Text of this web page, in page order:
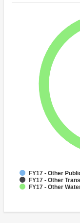
FY17 - Other
FY17 - Other
FY17 - Other